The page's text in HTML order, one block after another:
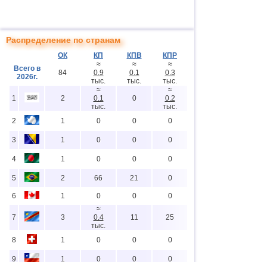
Распределение по странам
ОК КП КПВ
КПР
Всего в
2026г.
84
≈
0.9
тыс.
≈
0.1
тыс.
≈
0.3
тыс.
1 2
≈
0.1
тыс.
0
≈
0.2
тыс.
2
1 0 0 0
3 1 0 0 0
4 1 0 0 0
5 2 66 21 0
6 1 0 0 0
7 3
≈
0.4
тыс.
11 25
8 1 0 0 0
9 1 0 0 0